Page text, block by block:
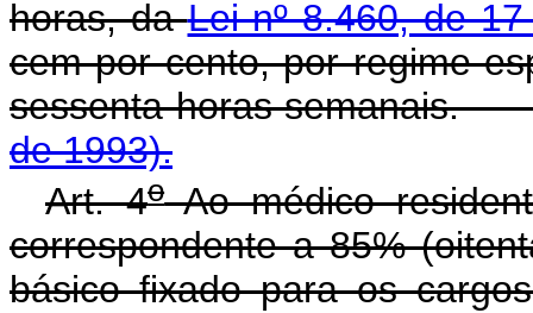
horas, daLei nº 8.460, de
cem por cento, por regime
sessenta horas
de 1993).
Art. 4oAo médico
correspondente a 85%
básico fixado para os